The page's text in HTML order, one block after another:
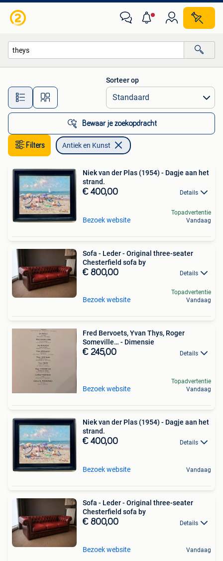
Alle afstanden…
Sorteer op
Bewaar je zoekopdracht
Filters Antiek en Kunst
Niek van der Plas (1954) - Dagje aan het
strand.
€ 400,00 Details
Bezoek website
Topadvertentie
Vandaag
Sofa - Leder - Original three-seater
Chesterfield sofa by
€ 800,00 Details
Bezoek website
Topadvertentie
Vandaag
Fred Bervoets, Yvan Thys, Roger
Someville… - Dimensie
€ 245,00 Details
Bezoek website
Topadvertentie
Vandaag
Niek van der Plas (1954) - Dagje aan het
strand.
€ 400,00 Details
Bezoek website Vandaag
Sofa - Leder - Original three-seater
Chesterfield sofa by
€ 800,00 Details
Bezoek website Vandaag